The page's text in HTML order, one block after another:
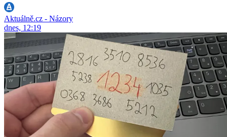
Aktuálně.cz - Názory
dnes, 12:19